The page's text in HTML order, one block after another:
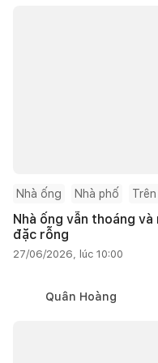
Nhà ống Nhà phố
Nhà ống vẫn thoáng
đặc rỗng
27/06/2026, lúc 10:00
Quân Hoàng